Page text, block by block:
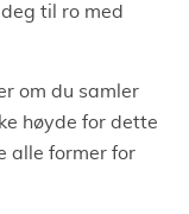
til ro med
om du samler
høyde for dette
alle former for